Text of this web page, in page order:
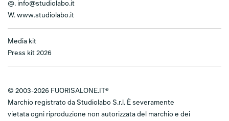
@. info@studiolabo.it
W. www.studiolabo.it
Media kit
Press kit 2026
© 2003-2026 FUORISALONE.IT®
Marchio registrato da Studiolabo S.r.l. È severamente
vietata ogni riproduzione non autorizzata del marchio e dei